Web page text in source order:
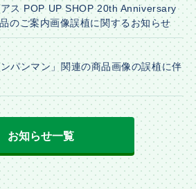
ス POP UP SHOP 20th Anniversary
のご案内画像誤植に関するお知らせ
パンマン」関連の商品画像の誤植に伴
お知らせ一覧